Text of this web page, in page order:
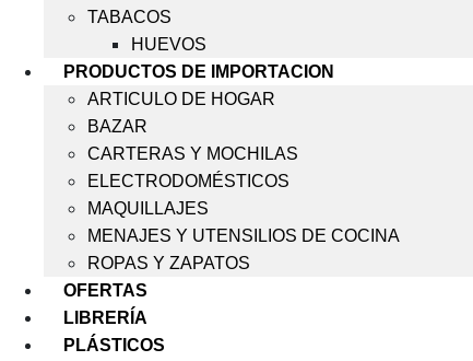
TABACOS
HUEVOS
PRODUCTOS DE IMPORTACION
ARTICULO DE HOGAR
BAZAR
CARTERAS Y MOCHILAS
ELECTRODOMÉSTICOS
MAQUILLAJES
MENAJES Y UTENSILIOS DE COCINA
ROPAS Y ZAPATOS
OFERTAS
LIBRERÍA
PLÁSTICOS